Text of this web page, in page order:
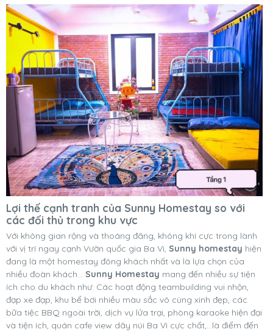
Lợi thế cạnh tranh của Sunny Homestay so với
các đối thủ trong khu vực
Với không gian rộng và thoáng đãng, không khí cực trong lành
với vị trí ngay cạnh Vườn quốc gia Ba Vì, Sunny homestay hiện
đang là một homestay đông khách nhất và là lựa chọn của
nhiều đoàn khách... Sunny Homestay mang đến nhiều sự tiện
ích cho du khách như: Các hoạt động teambuilding vui nhộn,
đạp xe đạp, khu bể bơi nhiều màu sắc vô cùng xinh đẹp, các
bữa tiệc BBQ ngoài trời, dịch vụ lửa trại, phòng karaoke hiện đại
và tiện ích, quán cafe view dãy núi Ba Vì cực chất,...là điểm đến